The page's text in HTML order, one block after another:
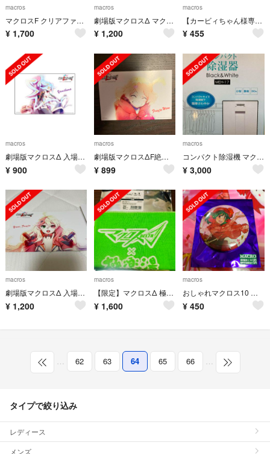
macros
マクロスF クリアファイル ポストカード
¥ 1,700
macros
劇場版マクロスΔ マクロスF 時の迷宮 特典 アートカード ポストカード
¥ 1,200
macros
【カービィちゃん様専用】オシャレマクロス10 缶バッチ レイナ
¥ 455
macros
劇場版マクロスΔ 入場特典 原画アートカード
¥ 900
macros
劇場版マクロスΔF絶対LIVE時の迷宮入場者特典原画アートカード
¥ 899
macros
コンパクト除湿機 マクロス MEH-17
¥ 3,000
macros
劇場版マクロスΔ 入場者特典 闇フレイア
¥ 1,200
macros
【限定】マクロスΔ 極楽湯 手ぬぐい
¥ 1,600
macros
おしゃれマクロス10 ランカ缶バッジ
¥ 450
… 62 63 64 65 66 …
タイプで絞り込み
レディース
メンズ